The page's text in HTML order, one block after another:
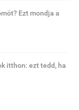
Ezt mondja a
itthon: ezt tedd, ha